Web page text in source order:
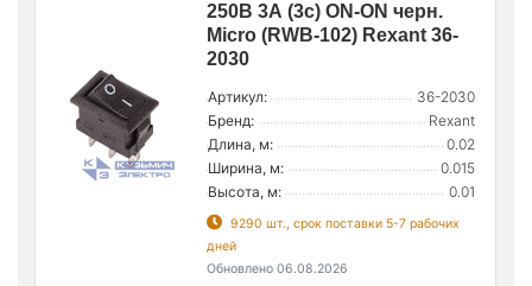
250В 3А (3с) ON-ON черн.
Micro (RWB-102) Rexant 36-
2030
Артикул:
36-2030
Бренд:
Rexant
Длина, м:
0.02
Ширина, м:
0.015
Высота, м:
0.01
9290 шт., срок поставки 5-7 рабочих
дней
Обновлено 06.08.2026